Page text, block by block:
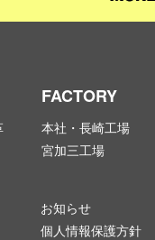
FACTORY
本社・長崎工場
宮加三工場
お知らせ
個人情報保護方針